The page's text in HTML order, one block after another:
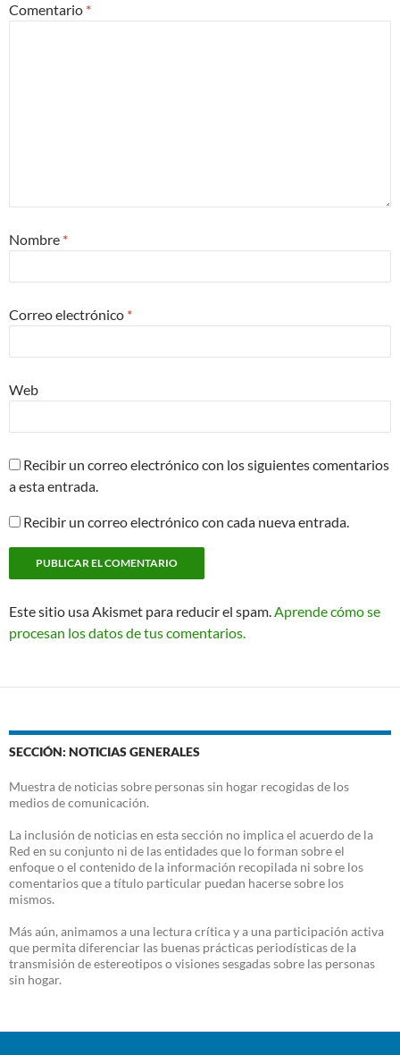
Comentario *
Nombre *
Correo electrónico *
Web
Recibir un correo electrónico con los siguientes comentarios
a esta entrada.
Recibir un correo electrónico con cada nueva entrada.
Este sitio usa Akismet para reducir el spam.Aprende cómo se
procesan los datos de tus comentarios.
SECCIÓN: NOTICIAS GENERALES
Muestra de noticias sobre personas sin hogar recogidas de los
medios de comunicación.
La inclusión de noticias en esta sección no implica el acuerdo de la
Red en su conjunto ni de las entidades que lo forman sobre el
enfoque o el contenido de la información recopilada ni sobre los
comentarios que a título particular puedan hacerse sobre los
mismos.
Más aún, animamos a una lectura crítica y a una participación activa
que permita diferenciar las buenas prácticas periodísticas de la
transmisión de estereotipos o visiones sesgadas sobre las personas
sin hogar.